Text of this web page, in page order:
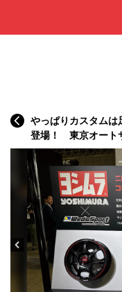
やっぱりカスタム
登場！ 東京オート